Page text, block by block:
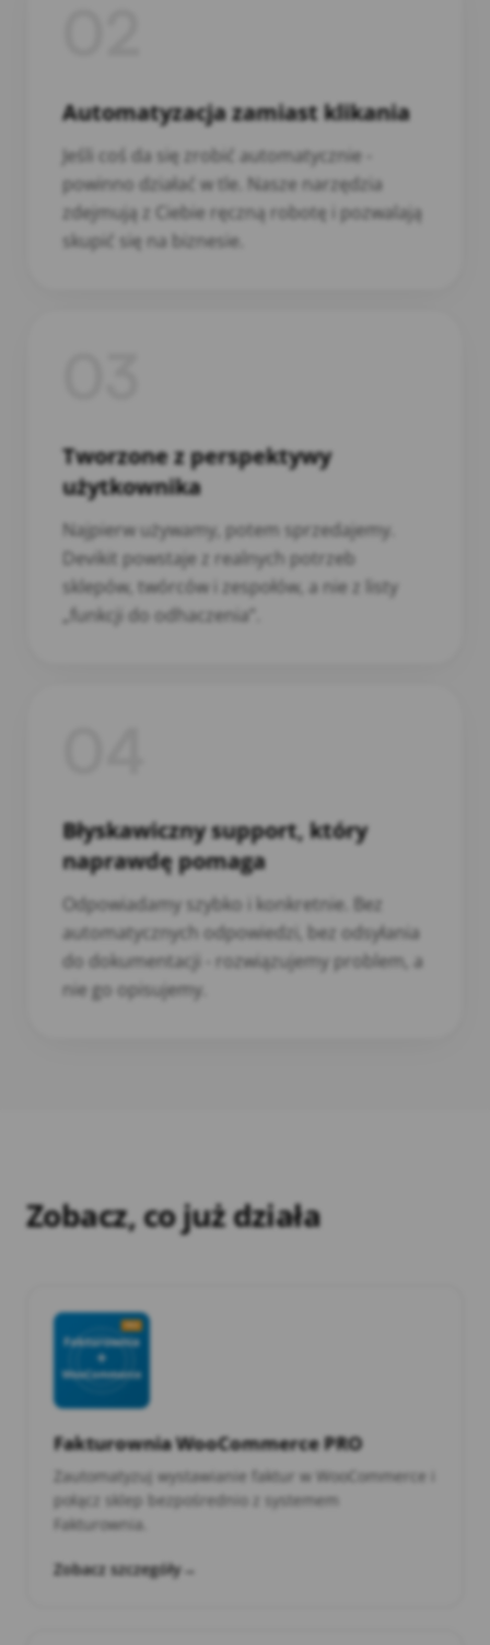
Automatyzacja zamiast klikania
Jeśli coś da się zrobić automatycznie -
powinno działać w tle. Nasze narzędzia
zdejmują z Ciebie ręczną robotę i pozwalają
skupić się na biznesie.
Tworzone z perspektywy
użytkownika
Najpierw używamy, potem sprzedajemy.
Devikit powstaje z realnych potrzeb
sklepów, twórców i zespołów, a nie z listy
„funkcji do odhaczenia”.
Błyskawiczny support, który
naprawdę pomaga
Odpowiadamy szybko i konkretnie. Bez
automatycznych odpowiedzi, bez odsyłania
do dokumentacji - rozwiązujemy problem, a
nie go opisujemy.
Zobacz, co już działa
Fakturownia WooCommerce PRO
Zautomatyzuj wystawianie faktur w WooCommerce i
połącz sklep bezpośrednio z systemem
Fakturownia.
Zobacz szczegóły →